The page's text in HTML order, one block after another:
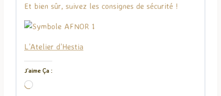
Et bien sûr, suivez les consignes de sécurité !
L’Atelier d’Hestia
J’aime Ça :
C